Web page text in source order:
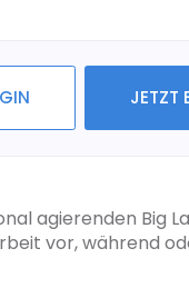
JETZT
agierenden Big
vor, während